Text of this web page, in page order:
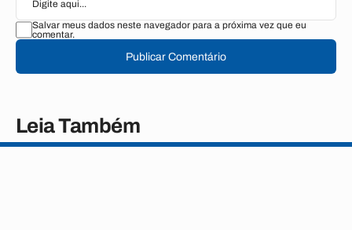
Salvar meus dados neste navegador para a próxima vez que eu
comentar.
Publicar Comentário
Leia Também